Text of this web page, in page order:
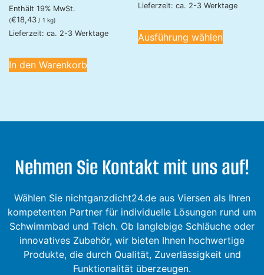
Enthält 19% MwSt.
(€18,43 / 1 kg)
Lieferzeit: ca. 2-3 Werktage
In den Warenkorb
Lieferzeit: ca. 2-3 Werktage
Ausführung wählen
Nehmen Sie Kontakt mit uns auf!
Wählen Sie nichtganzdicht24.de aus Viersen als Ihren
kompetenten Partner für individuelle Lösungen rund um
Schwimmbad und Teich. Ob langlebige Schläuche oder
innovatives Zubehör, wir bieten Ihnen hochwertige
Produkte, die durch Qualität, Zuverlässigkeit und
Funktionalität überzeugen.